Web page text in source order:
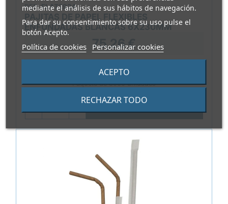
mediante el análisis de sus hábitos de navegación.
Para dar su consentimiento sobre su uso pulse el
botón Acepto.
Política de cookies Personalizar cookies
RECHAZAR TODO
ACEPTO
REF.ELAT2924
PAJITAS DE PAPEL FLEXIBLES
ENFUNDADAS BLANCAS 6X230MM
75,26 €
Paquete de 3000 unidades
